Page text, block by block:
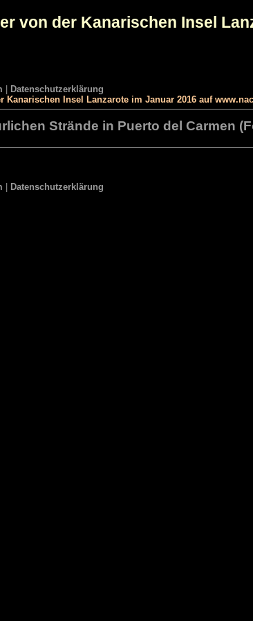
von der Kanarischen Insel
| Datenschutzerklärung
Insel Lanzarote im Januar 2016 auf
Strände in Puerto del Carmen
Datenschutzerklärung